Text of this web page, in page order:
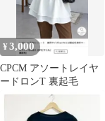
¥3,000
CPCM アソートレイヤ
ードロンT 裏起毛